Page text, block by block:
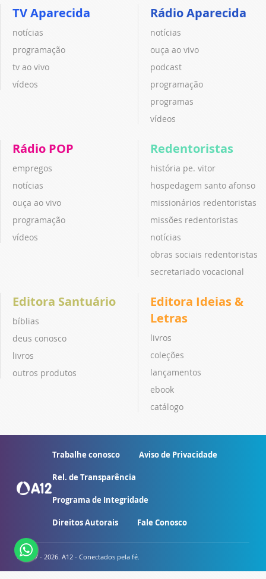
TV Aparecida
notícias
programação
tv ao vivo
vídeos
Rádio Aparecida
notícias
ouça ao vivo
podcast
programação
programas
vídeos
Rádio POP
empregos
notícias
ouça ao vivo
programação
vídeos
Redentoristas
história pe. vitor
hospedagem santo afonso
missionários redentoristas
missões redentoristas
notícias
obras sociais redentoristas
secretariado vocacional
Editora Santuário
bíblias
deus conosco
livros
outros produtos
Editora Ideias &
Letras
livros
coleções
lançamentos
ebook
catálogo
Trabalhe conosco Aviso de Privacidade
Rel. de Transparência
Programa de Integridade
Direitos Autorais Fale Conosco
© 2007 - 2026. A12 - Conectados pela fé.